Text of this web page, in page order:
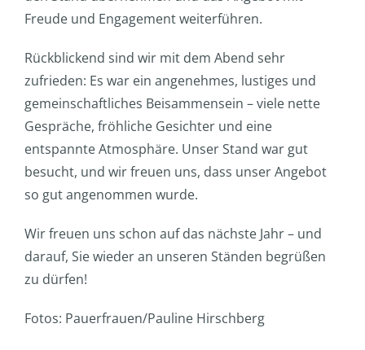
Freude und Engagement weiterführen.
Rückblickend sind wir mit dem Abend sehr
zufrieden: Es war ein angenehmes, lustiges und
gemeinschaftliches Beisammensein – viele nette
Gespräche, fröhliche Gesichter und eine
entspannte Atmosphäre. Unser Stand war gut
besucht, und wir freuen uns, dass unser Angebot
so gut angenommen wurde.
Wir freuen uns schon auf das nächste Jahr – und
darauf, Sie wieder an unseren Ständen begrüßen
zu dürfen!
Fotos: Pauerfrauen/Pauline Hirschberg